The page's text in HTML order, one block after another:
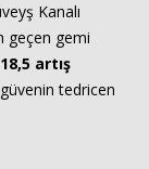
Kanalı
geçen gemi
artış
tedricen